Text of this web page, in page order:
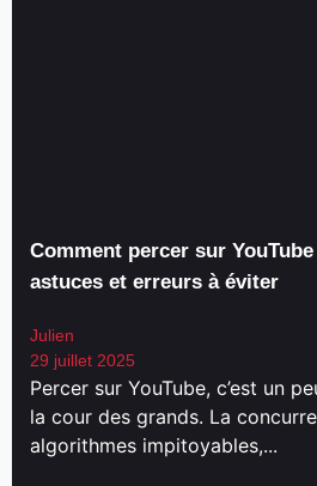
Comment percer sur
astuces et erreurs à éviter
Julien
29 juillet 2025
Percer sur YouTube, c’est un
la cour des grands. La
algorithmes impitoyables,...